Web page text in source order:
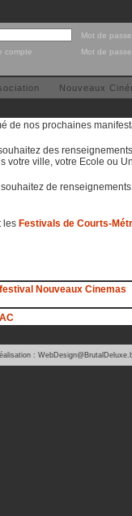
Mot de passe
compte
Mot de
Nouveaux
de nos prochaines
des
votre ville, votre Ecole ou
de
les Festivals de Courts-
Nouveaux Cinemas
: